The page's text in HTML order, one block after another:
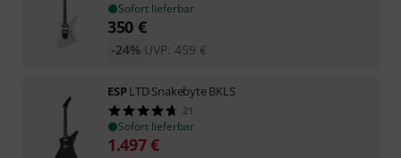
Sofort lieferbar
350 €
UVP: 459 €
-24%
ESPLTD Snakebyte BKLS
21
Sofort lieferbar
1.497€